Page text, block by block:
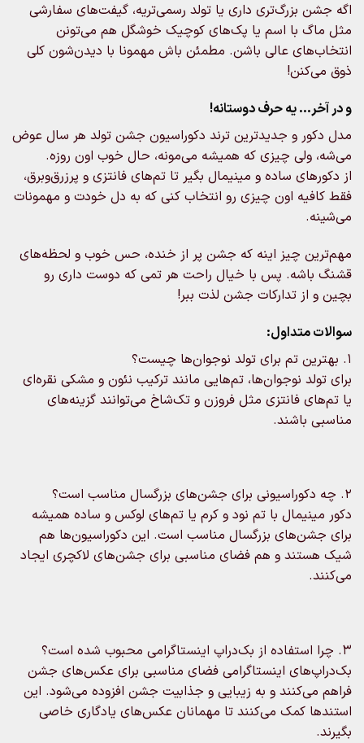
اگه جشن بزرگ‌تری داری یا تولد رسمی‌تریه، گیفت‌های سفارشی
مثل ماگ با اسم یا پک‌های کوچیک خوشگل هم می‌تونن
انتخاب‌های عالی باشن. مطمئن باش مهمونا با دیدن‌شون کلی
ذوق می‌کنن!
و در آخر… یه حرف دوستانه!
مدل دکور و جدیدترین ترند دکوراسیون جشن تولد هر سال عوض
می‌شه، ولی چیزی که همیشه می‌مونه، حال خوب اون روزه.
از دکورهای ساده و مینیمال بگیر تا تم‌های فانتزی و پرزرق‌وبرق،
فقط کافیه اون چیزی رو انتخاب کنی که به دل خودت و مهمونات
می‌شینه.
مهم‌ترین چیز اینه که جشن پر از خنده، حس خوب و لحظه‌های
قشنگ باشه. پس با خیال راحت هر تمی که دوست داری رو
بچین و از تدارکات جشن لذت ببر!
سوالات متداول:
1. بهترین تم برای تولد نوجوان‌ها چیست؟
برای تولد نوجوان‌ها، تم‌هایی مانند ترکیب نئون و مشکی نقره‌ای
یا تم‌های فانتزی مثل فروزن و تک‌شاخ می‌توانند گزینه‌های
مناسبی باشند.
2. چه دکوراسیونی برای جشن‌های بزرگسال مناسب است؟
دکور مینیمال با تم نود و کرم یا تم‌های لوکس و ساده همیشه
برای جشن‌های بزرگسال مناسب است. این دکوراسیون‌ها هم
شیک هستند و هم فضای مناسبی برای جشن‌های لاکچری ایجاد
می‌کنند.
3. چرا استفاده از بک‌دراپ اینستاگرامی محبوب شده است؟
بک‌دراپ‌های اینستاگرامی فضای مناسبی برای عکس‌های جشن
فراهم می‌کنند و به زیبایی و جذابیت جشن افزوده می‌شود. این
استندها کمک می‌کنند تا مهمانان عکس‌های یادگاری خاصی
بگیرند.